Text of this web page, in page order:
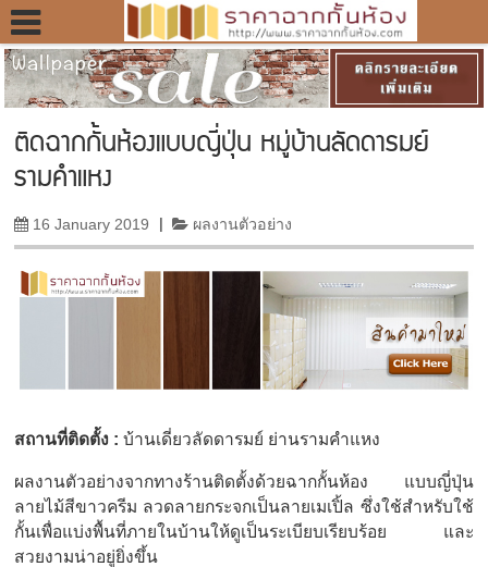
ติดฉากกั้นห้องแบบญี่ปุ่น หมู่บ้านลัดดารมย์
รามคำแหง
16 January 2019 ผลงานตัวอย่าง
สถานที่ติดตั้ง : บ้านเดี่ยวลัดดารมย์ ย่านรามคำแหง
ผลงานตัวอย่างจากทางร้านติดตั้งด้วยฉากกั้นห้อง แบบญี่ปุ่น
ลายไม้สีขาวครีม ลวดลายกระจกเป็นลายเมเปิ้ล ซึ่งใช้สำหรับใช้
กั้นเพื่อแบ่งพื้นที่ภายในบ้านให้ดูเป็นระเบียบเรียบร้อย และ
สวยงามน่าอยู่ยิ่งขึ้น